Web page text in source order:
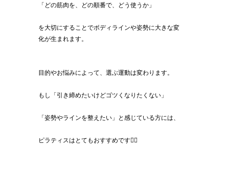
「どの筋肉を、どの順番で、どう使うか」
を大切にすることでボディラインや姿勢に大きな変
化が生まれます。
目的やお悩みによって、選ぶ運動は変わります。
もし「引き締めたいけどゴツくなりたくない」
「姿勢やラインを整えたい」と感じている方には、
ピラティスはとてもおすすめです🧘‍♀️